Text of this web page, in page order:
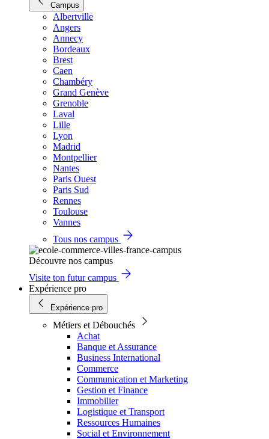
Campus
Albertville
Angers
Annecy
Bordeaux
Brest
Caen
Chambéry
Grand Genève
Grenoble
Laval
Lille
Lyon
Madrid
Montpellier
Nantes
Paris Ouest
Paris Sud
Rennes
Toulouse
Vannes
Tous nos campus
Découvre nos campus
Visite ton futur campus
Expérience pro
Expérience pro
Métiers et Débouchés
Achat
Banque et Assurance
Business International
Commerce
Communication et Marketing
Gestion et Finance
Immobilier
Logistique et Transport
Ressources Humaines
Social et Environnement